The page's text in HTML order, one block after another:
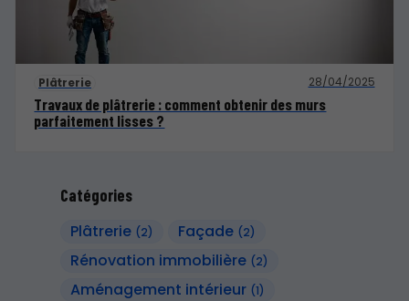
Catégories
Plâtrerie (2) Façade (2)
Rénovation immobilière (2)
Aménagement intérieur (1)
Plâtrerie 28/04/2025
Travaux de plâtrerie : comment obtenir des murs
parfaitement lisses ?